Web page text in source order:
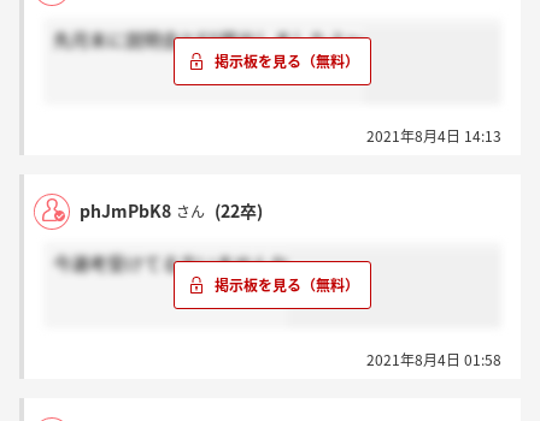
先月末に説明会とES提出しましたよ～
2021年8月4日 14:13
phJmPbK8 さん (22卒)
今選考受けてる方いませんか
2021年8月4日 01:58